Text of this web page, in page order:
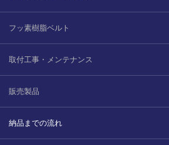
フッ素樹脂ベルト
取付工事・メンテナンス
販売製品
納品までの流れ